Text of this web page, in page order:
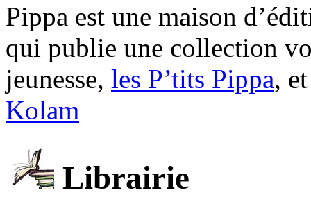
Pippa est une maison
qui publie une collection
jeunesse, les P’tits Pippa,
Kolam
Librairie